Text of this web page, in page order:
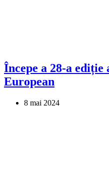
Începe a 28-a
European
8 mai 2024